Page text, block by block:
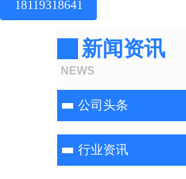
新闻资讯
NEWS
公司头条
行业资讯
18119318641